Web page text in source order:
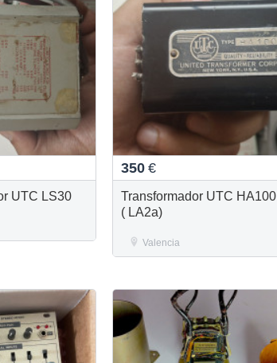
UTC LS30
350 €
Transformador UTC HA100
( LA2a)
Valencia